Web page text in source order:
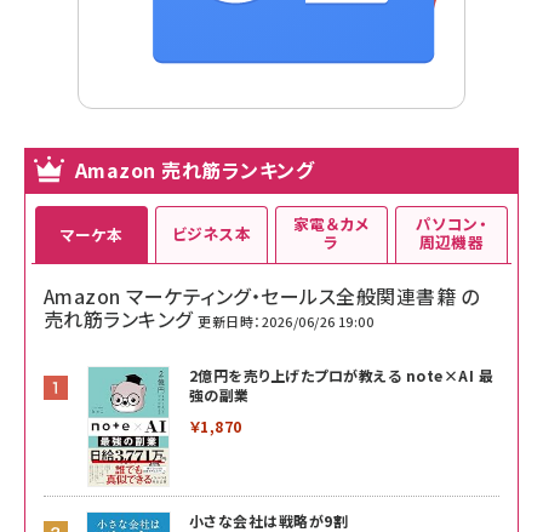
Amazon 売れ筋ランキング
マーケ本
Amazon マーケティング・セールス全般関連書籍 の
売れ筋ランキング 更新日時：2026/06/26 19:00
2億円を売り上げたプロが教える note×AI 最
強の副業
￥1,870
小さな会社は戦略が9割
ビジネス本 家電＆カメ
ラ
パソコン・
周辺機器